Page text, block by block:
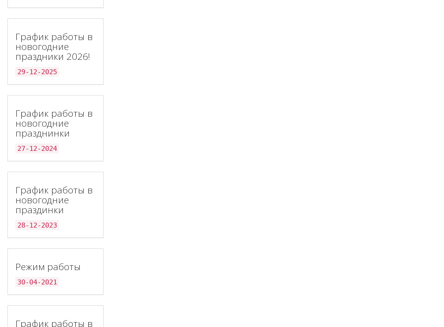
График работы в
новогодние
праздники 2026!
29-12-2025
График работы в
новогодние
празднинки
27-12-2024
График работы в
новогодние
праздинки
28-12-2023
Режим работы
30-04-2021
График работы в